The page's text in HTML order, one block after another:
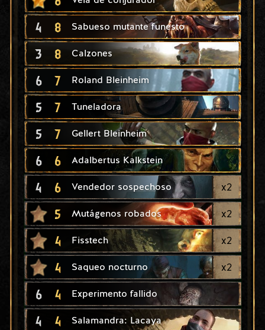
4 8 Sabueso mutante funesto
3 8 Calzones
6 7 Roland Bleinheim
5 7 Tuneladora
5 7 Gellert Bleinheim
6 6 Adalbertus Kalkstein
4 6 Vendedor sospechoso x2
5 Mutágenos robados x2
4 Fisstech x2
4 Saqueo nocturno x2
6 4 Experimento fallido
4 4 Salamandra: Lacaya